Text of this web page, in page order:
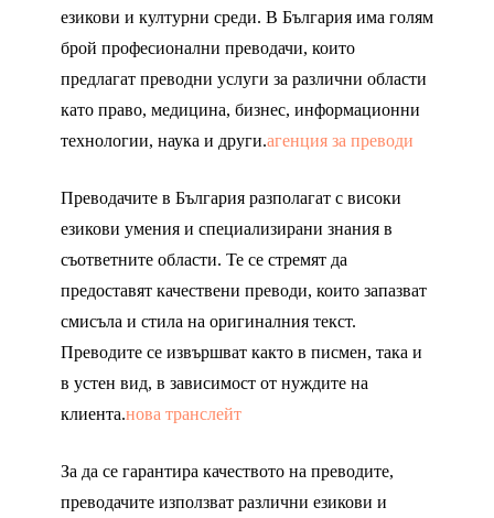
езикови и културни среди. В България има голям
брой професионални преводачи, които
предлагат преводни услуги за различни области
като право, медицина, бизнес, информационни
технологии, наука и други.агенция за преводи
Преводачите в България разполагат с високи
езикови умения и специализирани знания в
съответните области. Те се стремят да
предоставят качествени преводи, които запазват
смисъла и стила на оригиналния текст.
Преводите се извършват както в писмен, така и
в устен вид, в зависимост от нуждите на
клиента.нова транслейт
За да се гарантира качеството на преводите,
преводачите използват различни езикови и